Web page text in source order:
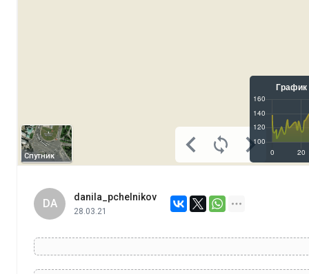
Спутник
DA
danila_pchelnikov
28.03.21